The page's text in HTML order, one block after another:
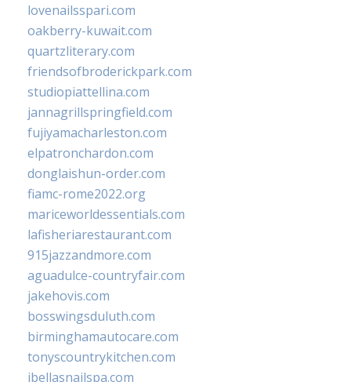
lovenailsspari.com
oakberry-kuwait.com
quartzliterary.com
friendsofbroderickpark.com
studiopiattellina.com
jannagrillspringfield.com
fujiyamacharleston.com
elpatronchardon.com
donglaishun-order.com
fiamc-rome2022.org
mariceworldessentials.com
lafisheriarestaurant.com
915jazzandmore.com
aguadulce-countryfair.com
jakehovis.com
bosswingsduluth.com
birminghamautocare.com
tonyscountrykitchen.com
jbellasnailspa.com